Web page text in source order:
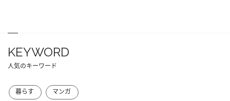
KEYWORD
人気のキーワード
暮らす マンガ